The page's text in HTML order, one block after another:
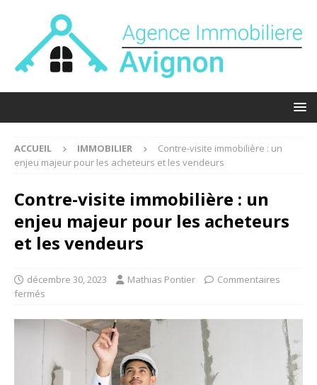
ACCUEIL IMMOBILIER
Contre-visite immobilière : un
enjeu majeur pour les acheteurs et les vendeurs
Contre-visite immobilière : un
enjeu majeur pour les acheteurs
et les vendeurs
décembre 30, 2023 Mathias Pontier
Commentaires
fermés